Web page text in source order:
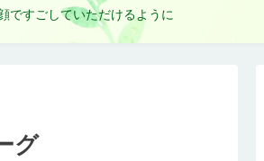
ですごしていただけるように
グ